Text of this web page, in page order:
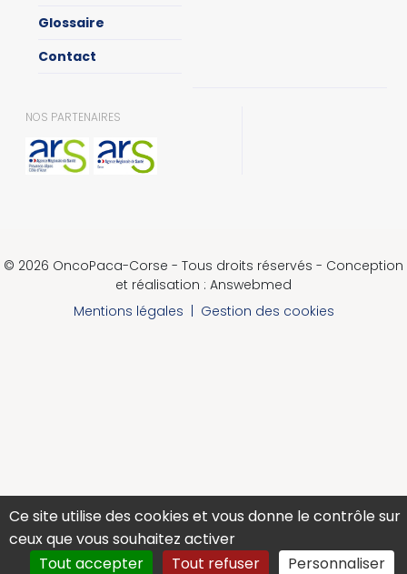
Glossaire
Contact
NOS PARTENAIRES
© 2026 OncoPaca-Corse - Tous droits réservés - Conception
et réalisation : Answebmed
Mentions légales
Gestion des cookies
Ce site utilise des cookies et vous donne le contrôle sur
ceux que vous souhaitez activer
Tout accepter
Tout refuser Personnaliser